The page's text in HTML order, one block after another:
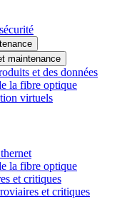
maintenance
et des données
la fibre optique
virtuels
la fibre optique
et critiques
et critiques